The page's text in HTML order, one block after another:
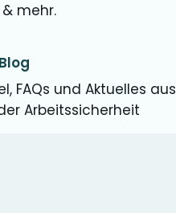
mehr.
FAQs und Aktuelles aus
Arbeitssicherheit